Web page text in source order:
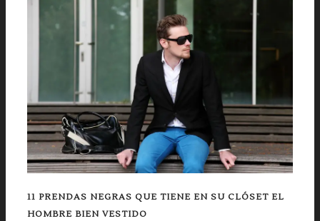
11 PRENDAS NEGRAS QUE TIENE EN SU CLÓSET EL
HOMBRE BIEN VESTIDO